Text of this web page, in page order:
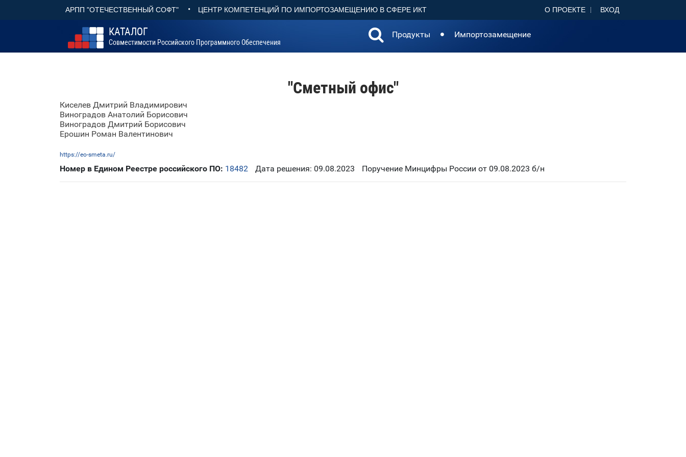
АРПП "ОТЕЧЕСТВЕННЫЙ СОФТ" • ЦЕНТР КОМПЕТЕНЦИЙ ПО ИМПОРТОЗАМЕЩЕНИЮ В СФЕРЕ ИКТ О ПРОЕКТЕ ВХОД
КАТАЛОГ
Совместимости Российского Программного Обеспечения
Продукты Импортозамещение
"Сметный офис"
Киселев Дмитрий Владимирович
Виноградов Анатолий Борисович
Виноградов Дмитрий Борисович
Ерошин Роман Валентинович
https://eo-smeta.ru/
Номер в Едином Реестре российского ПО: 18482 Дата решения: 09.08.2023 Поручение Минцифры России от 09.08.2023 б/н